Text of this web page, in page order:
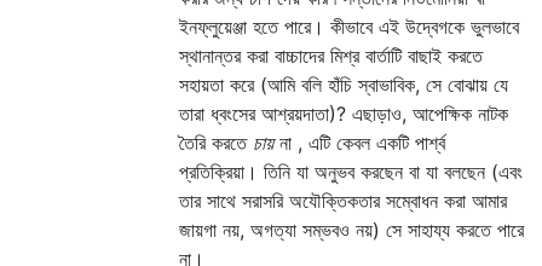
ইনফ্লুয়েঞ্জা হতে পারে। কীভাবে এই উদ্বেগকে ভুলভাবে
স্থানান্তর করা বাচ্চাদের মিশ্র বার্তাটি বাছাই করতে
সহায়তা করে (আমি বলি হাঁচি স্বাভাবিক, সে বোঝায় যে
তারা ধ্বংসের আশ্রয়দাতা)? এছাড়াও, আপেক্ষিক নাটক
তৈরি করতে চায়না , এটি কেবল একটি পার্শ্ব
প্রতিক্রিয়া। তিনি যা অনুভব করছেন বা যা বলছেন (এবং
তার সাথে সরাসরি অযৌক্তিকতার সম্বোধন করা আমার
জায়গা নয়, অগত্যা সম্ভবও নয়) সে সাহায্য করতে পারে
না।